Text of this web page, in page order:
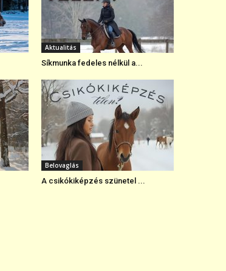
Aktualitás
Síkmunka fedeles nélkül a...
Belovaglás
A csikókiképzés szünetel ...